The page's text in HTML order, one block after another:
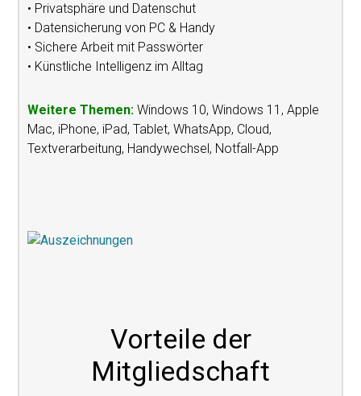
• Privatsphäre und Datenschut
• Datensicherung von PC & Handy
• Sichere Arbeit mit Passwörter
• Künstliche Intelligenz im Alltag
Weitere Themen: Windows 10, Windows 11, Apple
Mac, iPhone, iPad, Tablet, WhatsApp, Cloud,
Textverarbeitung, Handywechsel, Notfall-App
Vorteile der
Mitgliedschaft